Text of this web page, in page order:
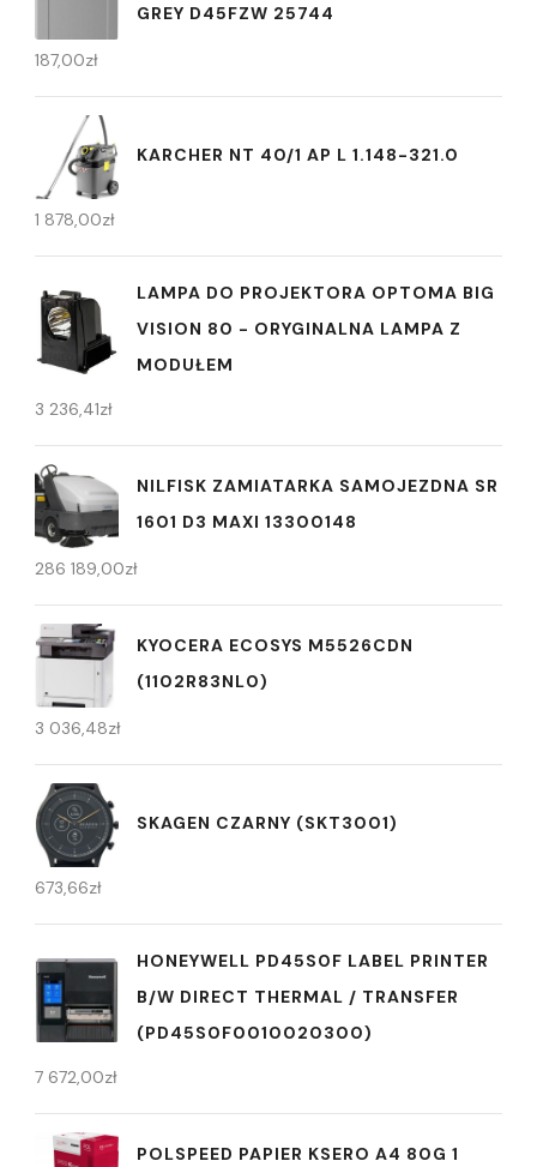
GREY D45FZW 25744
187,00zł
KARCHER NT 40/1 AP L 1.148-321.0
1 878,00zł
LAMPA DO PROJEKTORA OPTOMA BIG
VISION 80 - ORYGINALNA LAMPA Z
MODUŁEM
3 236,41zł
NILFISK ZAMIATARKA SAMOJEZDNA SR
1601 D3 MAXI 13300148
286 189,00zł
KYOCERA ECOSYS M5526CDN
(1102R83NL0)
3 036,48zł
SKAGEN CZARNY (SKT3001)
673,66zł
HONEYWELL PD45S0F LABEL PRINTER
B/W DIRECT THERMAL / TRANSFER
(PD45S0F0010020300)
7 672,00zł
POLSPEED PAPIER KSERO A4 80G 1